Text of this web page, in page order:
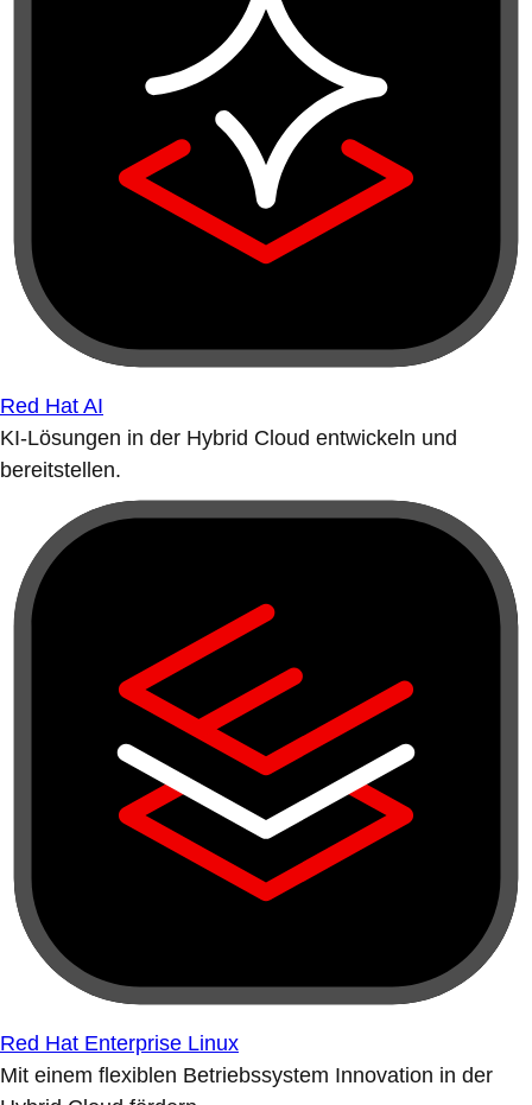
Red Hat AI
KI-Lösungen in der Hybrid Cloud entwickeln und
bereitstellen.
Red Hat Enterprise Linux
Mit einem flexiblen Betriebssystem Innovation in der